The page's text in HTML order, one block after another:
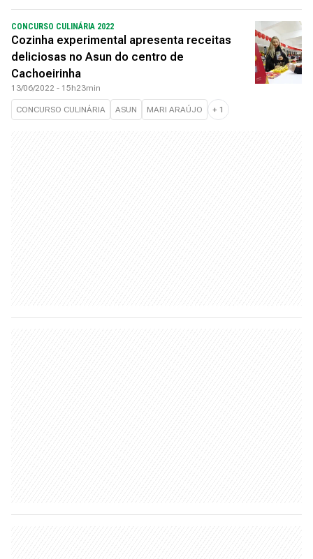
CONCURSO CULINÁRIA 2022
Cozinha experimental apresenta receitas
deliciosas no Asun do centro de
Cachoeirinha
13/06/2022 - 15h23min
CONCURSO CULINÁRIA ASUN MARI ARAÚJO + 1